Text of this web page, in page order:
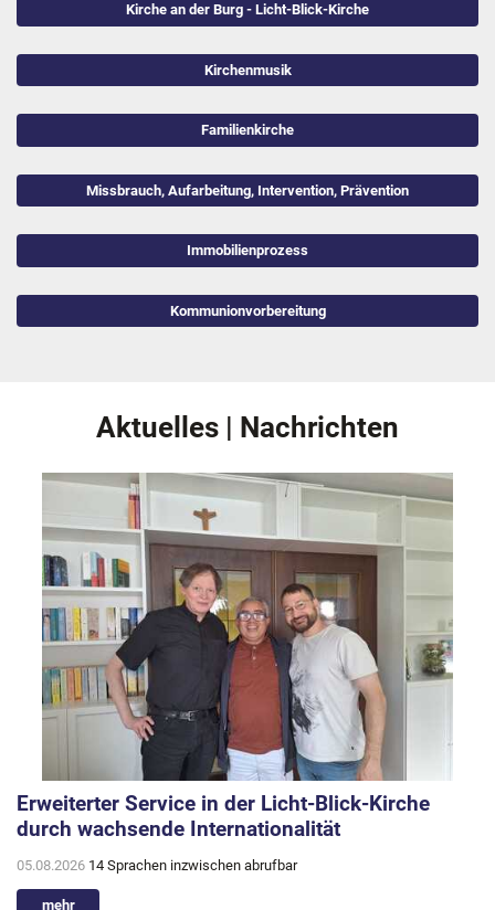
Kirche an der Burg - Licht-Blick-Kirche
Kirchenmusik
Familienkirche
Missbrauch, Aufarbeitung, Intervention, Prävention
Immobilienprozess
Kommunionvorbereitung
Aktuelles | Nachrichten
Erweiterter Service in der Licht-Blick-Kirche
durch wachsende Internationalität
05.08.2026 14 Sprachen inzwischen abrufbar
mehr